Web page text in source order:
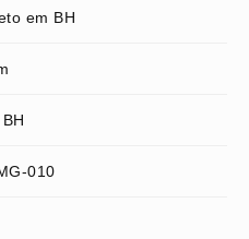
em BH
010